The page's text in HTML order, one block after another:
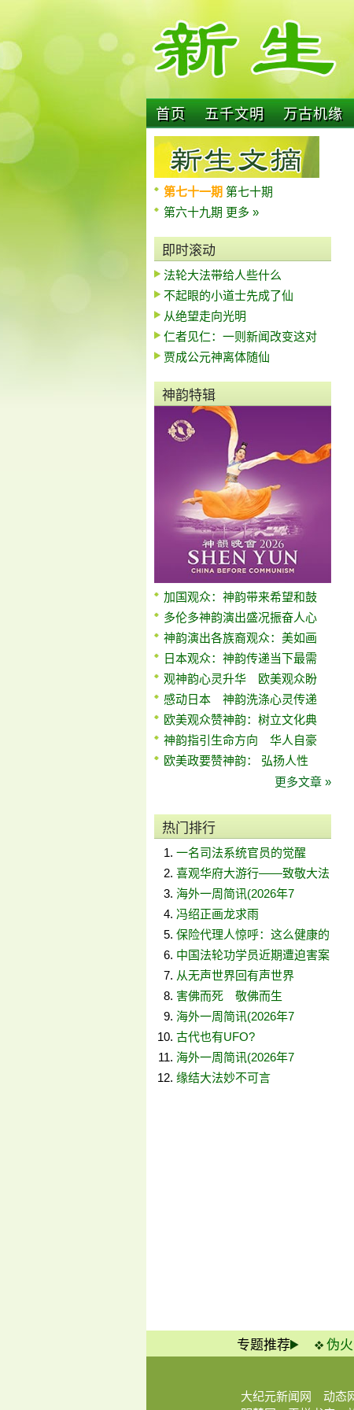
首页 五千文明 万古机缘
第七十一期 第七十期
第六十九期 更多 »
即时滚动
法轮大法带给人些什么
不起眼的小道士先成了仙
从绝望走向光明
仁者见仁：一则新闻改变这对
贾成公元神离体随仙
神韵特辑
加国观众：神韵带来希望和鼓
多伦多神韵演出盛况振奋人心
神韵演出各族裔观众：美如画
日本观众：神韵传递当下最需
观神韵心灵升华 欧美观众盼
感动日本 神韵洗涤心灵传递
欧美观众赞神韵：树立文化典
神韵指引生命方向 华人自豪
欧美政要赞神韵： 弘扬人性
更多文章 »
热门排行
一名司法系统官员的觉醒
喜观华府大游行——致敬大法
海外一周简讯(2026年7
冯绍正画龙求雨
保险代理人惊呼：这么健康的
中国法轮功学员近期遭迫害案
从无声世界回有声世界
害佛而死 敬佛而生
海外一周简讯(2026年7
古代也有UFO?
海外一周简讯(2026年7
缘结大法妙不可言
专题推荐 伪
大纪元新闻网
动态